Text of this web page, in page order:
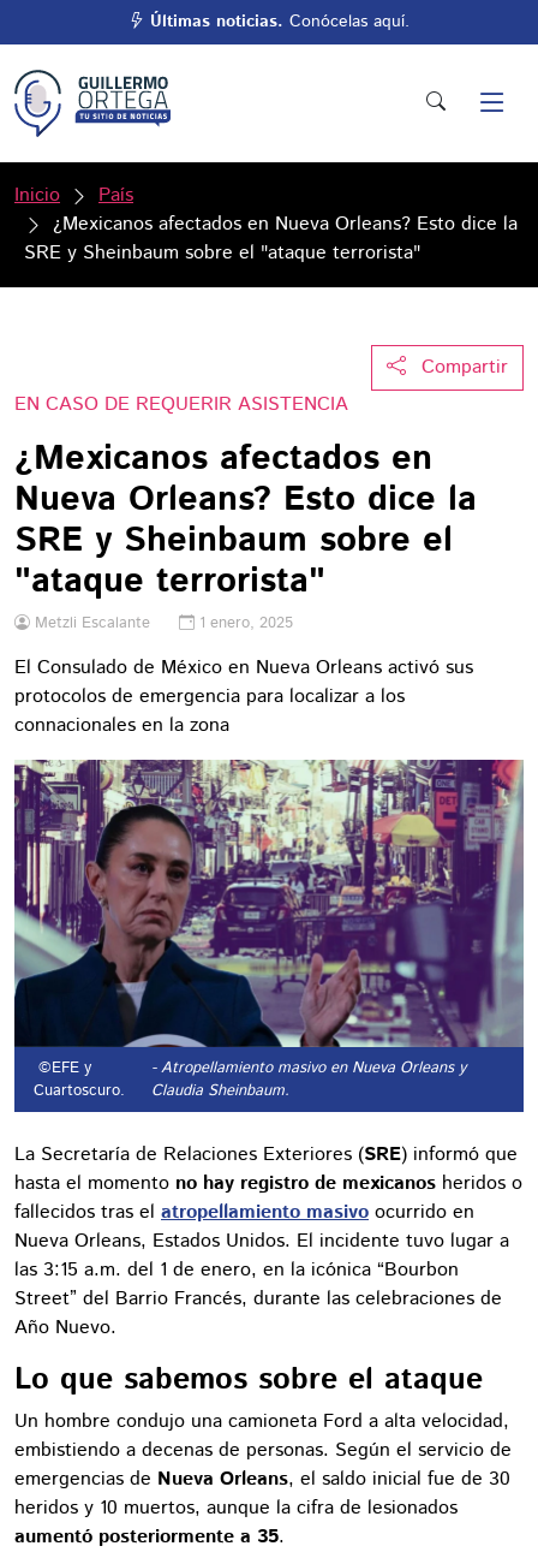
Últimas noticias. Conócelas aquí.
Inicio
País
¿Mexicanos afectados en Nueva Orleans? Esto dice la
SRE y Sheinbaum sobre el "ataque terrorista"
Compartir
EN CASO DE REQUERIR ASISTENCIA
¿Mexicanos afectados en
Nueva Orleans? Esto dice la
SRE y Sheinbaum sobre el
"ataque terrorista"
Metzli Escalante 1 enero, 2025
El Consulado de México en Nueva Orleans activó sus
protocolos de emergencia para localizar a los
connacionales en la zona
©EFE y
Cuartoscuro.
- Atropellamiento masivo en Nueva Orleans y
Claudia Sheinbaum.
La Secretaría de Relaciones Exteriores (SRE) informó que
hasta el momento no hay registro de mexicanos heridos o
fallecidos tras el atropellamiento masivo ocurrido en
Nueva Orleans, Estados Unidos. El incidente tuvo lugar a
las 3:15 a.m. del 1 de enero, en la icónica “Bourbon
Street” del Barrio Francés, durante las celebraciones de
Año Nuevo.
Lo que sabemos sobre el ataque
Un hombre condujo una camioneta Ford a alta velocidad,
embistiendo a decenas de personas. Según el servicio de
emergencias de Nueva Orleans, el saldo inicial fue de 30
heridos y 10 muertos, aunque la cifra de lesionados
aumentó posteriormente a 35.